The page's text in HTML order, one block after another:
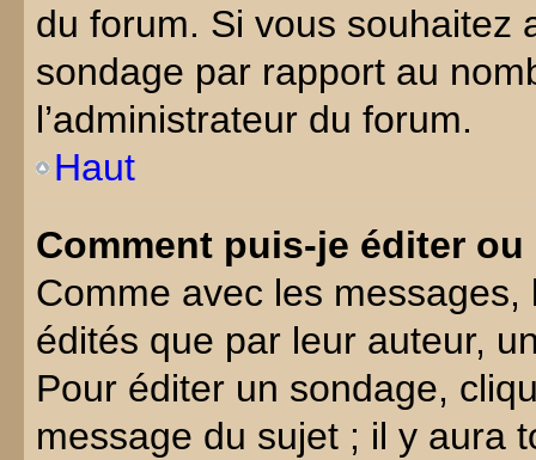
du forum. Si vous souhaitez
sondage par rapport au
l’administrateur du forum.
Haut
Comment puis-je éditer
Comme avec les
édités que par leur auteur,
Pour éditer un sondage,
message du sujet ; il y aura